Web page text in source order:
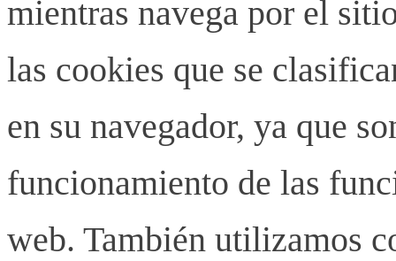
mientras navega por el
las cookies que se
en su navegador, ya que
funcionamiento de las
web. También utilizamos